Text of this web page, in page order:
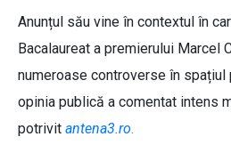
Anunțul său vine în contextul în
Bacalaureat a premierului Marcel
numeroase controverse în spațiul
opinia publică a comentat intens
potrivit antena3.ro.